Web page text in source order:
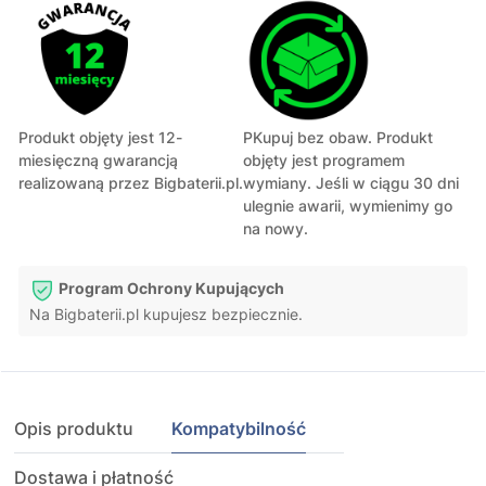
Produkt objęty jest 12-
miesięczną gwarancją
realizowaną przez Bigbaterii.pl.
PKupuj bez obaw. Produkt
objęty jest programem
wymiany. Jeśli w ciągu 30 dni
ulegnie awarii, wymienimy go
na nowy.
Program Ochrony Kupujących
Na Bigbaterii.pl kupujesz bezpiecznie.
Opis produktu Kompatybilność
Dostawa i płatność